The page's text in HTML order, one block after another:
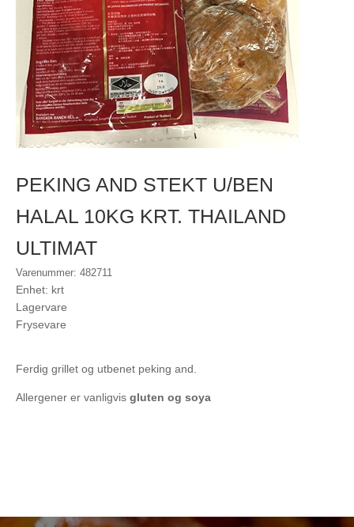
PEKING AND STEKT U/BEN
HALAL 10KG KRT. THAILAND
ULTIMAT
Varenummer: 482711
Enhet: krt
Lagervare
Frysevare
Ferdig grillet og utbenet peking and.
Allergener er vanligvis gluten og soya